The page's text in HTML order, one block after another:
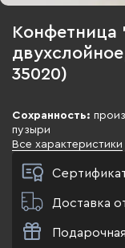
Конфетница
35020)
Сохранность:
пузыри
Все характеристики
Доставка